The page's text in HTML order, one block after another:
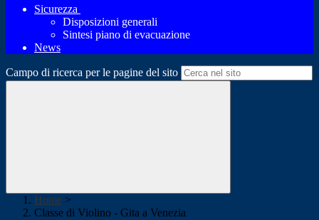
Sicurezza
Disposizioni generali
Sintesi piano di evacuazione
News
Campo di ricerca per le pagine del sito
Home >
Classe di Violino - Gita a Venezia